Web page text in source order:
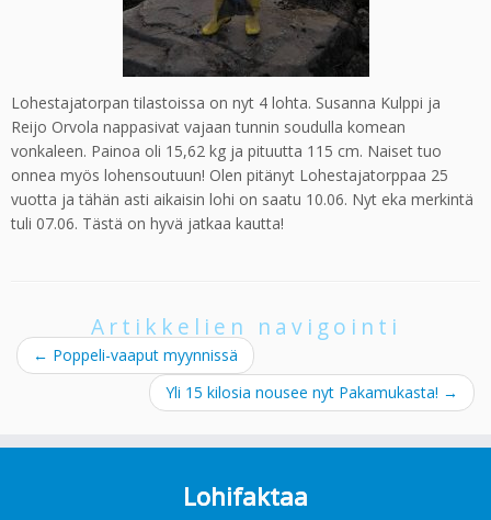
Lohestajatorpan tilastoissa on nyt 4 lohta. Susanna Kulppi ja
Reijo Orvola nappasivat vajaan tunnin soudulla komean
vonkaleen. Painoa oli 15,62 kg ja pituutta 115 cm. Naiset tuo
onnea myös lohensoutuun! Olen pitänyt Lohestajatorppaa 25
vuotta ja tähän asti aikaisin lohi on saatu 10.06. Nyt eka merkintä
tuli 07.06. Tästä on hyvä jatkaa kautta!
Artikkelien navigointi
← Poppeli-vaaput myynnissä
Yli 15 kilosia nousee nyt Pakamukasta! →
Lohifaktaa